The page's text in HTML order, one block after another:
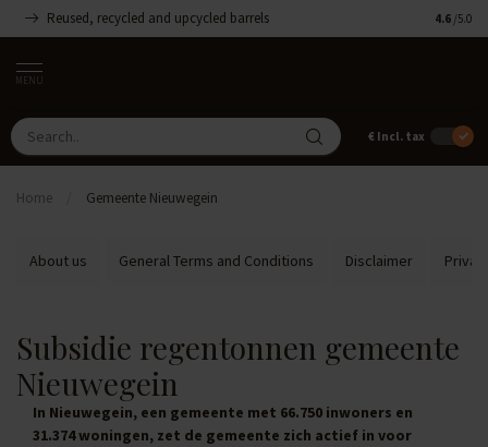
Reused, recycled and upcycled barrels 4.6 /5.0
MENU
€ Incl. tax
Home Gemeente Nieuwegein
About us General Terms and Conditions Disclaimer
Subsidie regentonnen gemeente
Nieuwegein
In Nieuwegein, een gemeente met 66.750 inwoners en
31.374 woningen, zet de gemeente zich actief in voor